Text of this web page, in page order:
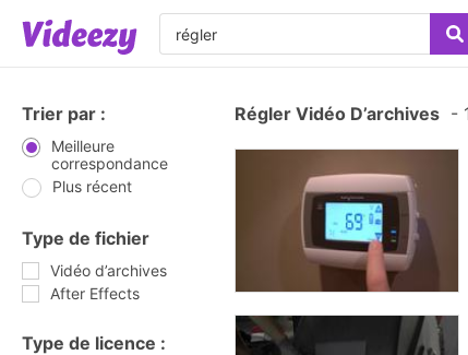
Trier par :
Meilleure
correspondance
Plus récent
Type de fichier
Vidéo d’archives
After Effects
Type de licence :
Régler Vidéo D’archives -